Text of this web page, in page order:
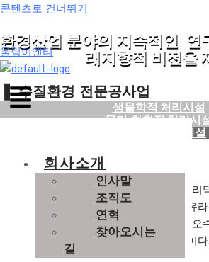
콘텐츠로 건너뛰기
울림이엔티
회사소개
인사말
조직도
연혁
찾아오시는
길
환경산업 분야의 지속적인 연
래지향적 비전을
❚ 수질환경 전문공사업
생물학적 처리시설
물리.화학적 처리시
침지식 막분리 시설
당사의 침지식 막분리공법에 사용하는 분리
라고 하는데, 이는 가운데가 비어있는 섬유
막표면에 미세한 구멍(0.1∼0.4㎛)을 통해 오
하게 여과할 수 있는 첨단의 초정밀 필터이다.